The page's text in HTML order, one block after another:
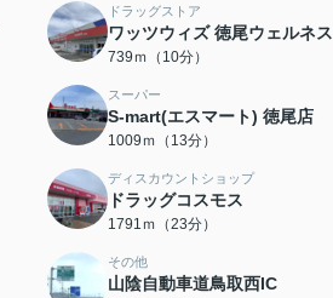
ドラッグストア
ワッツウィズ 徳尾ウェルネ
739ｍ（10分）
スーパー
S-mart(エスマート) 徳尾店
1009ｍ（13分）
ディスカウントショップ
ドラッグコスモス
1791ｍ（23分）
その他
山陰自動車道鳥取西IC